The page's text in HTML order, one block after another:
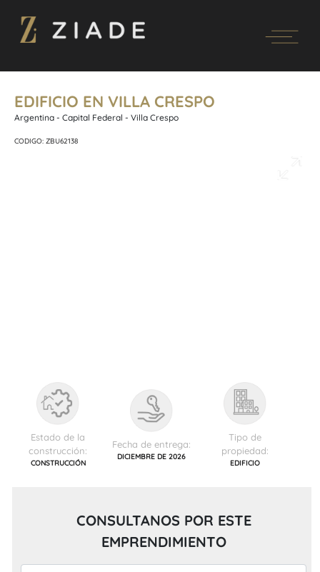
EDIFICIO EN VILLA CRESPO
Argentina - Capital Federal - Villa Crespo
CODIGO: ZBU62138
Estado de la
construcción:
CONSTRUCCIÓN
Fecha de entrega:
DICIEMBRE DE 2026
Tipo de
propiedad:
EDIFICIO
CONSULTANOS POR ESTE
EMPRENDIMIENTO